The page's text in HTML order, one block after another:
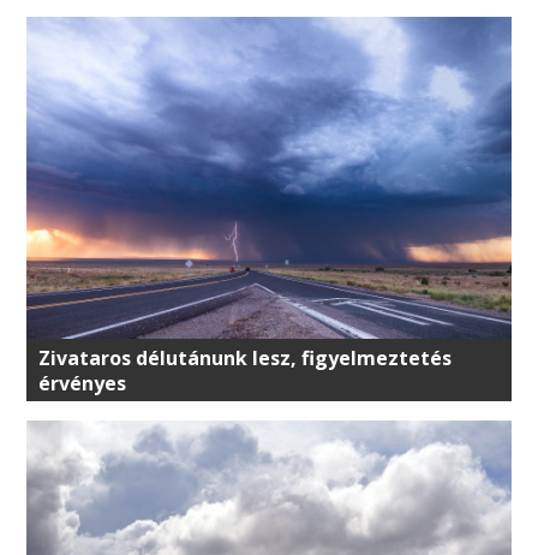
Zivataros délutánunk lesz, figyelmeztetés
érvényes